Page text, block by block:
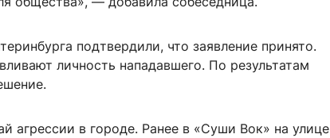
подтвердили, что заявление принято.
личность нападавшего. По результатам
агрессии в городе. Ранее в «Суши Вок» на улице